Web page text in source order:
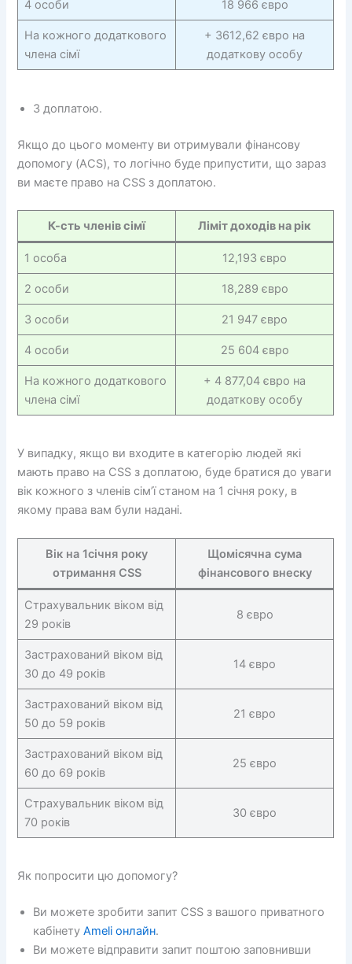
4 особи 18 966 євро
На кожного додаткового
члена сімї
+ 3612,62 євро на
додаткову особу
З доплатою.
Якщо до цього моменту ви отримували фінансову
допомогу (ACS), то логічно буде припустити, що зараз
ви маєте право на CSS з доплатою.
К-сть членів сімї Ліміт доходів на рік
1 особа 12,193 євро
2 особи 18,289 євро
3 особи 21 947 євро
4 особи 25 604 євро
На кожного додаткового
члена сімї
+ 4 877,04 євро на
додаткову особу
У випадку, якщо ви входите в категорію людей які
мають право на CSS з доплатою, буде братися до уваги
вік кожного з членів сім’ї станом на 1 січня року, в
якому права вам були надані.
Вік на 1січня року
отримання CSS
Щомісячна сума
фінансового внеску
Страхувальник віком від
29 років
8 євро
Застрахований віком від
30 до 49 років
14 євро
Застрахований віком від
50 до 59 років
21 євро
Застрахований віком від
60 до 69 років
25 євро
Страхувальник віком від
70 років
30 євро
Як попросити цю допомогу?
Ви можете зробити запит CSS з вашого приватного
кабінетуAmeli онлайн.
Ви можете відправити запит поштою заповнивши